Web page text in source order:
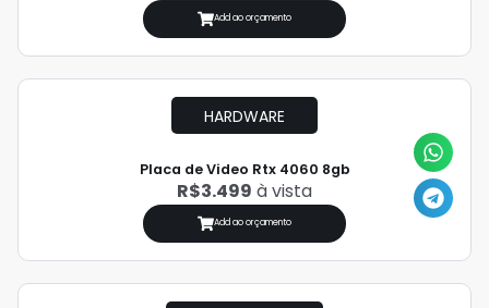
Add ao orçamento
HARDWARE
Placa de Video Rtx 4060 8gb
R$3.499 à vista
Add ao orçamento